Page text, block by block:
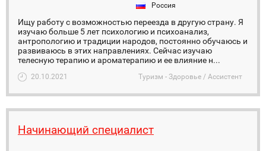
Россия
Ищу работу с возможностью переезда в другую страну. Я
изучаю больше 5 лет психологию и психоанализ,
антропологию и традиции народов, постоянно обучаюсь и
развиваюсь в этих направлениях. Сейчас изучаю
телесную терапию и ароматерапию и ее влияние н...
20.10.2021 Туризм - Здоровье / Ассистент
Начинающий специалист